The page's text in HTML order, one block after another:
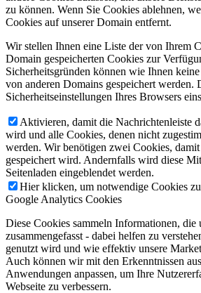
zu können. Wenn Sie Cookies ablehnen,
Cookies auf unserer Domain entfernt.
Wir stellen Ihnen eine Liste der von Ihrem
Domain gespeicherten Cookies zur
Sicherheitsgründen können wie Ihnen
von anderen Domains gespeichert werden.
Sicherheitseinstellungen Ihres Browsers
Aktivieren, damit die Nachrichtenleiste
wird und alle Cookies, denen nicht
werden. Wir benötigen zwei Cookies,
gespeichert wird. Andernfalls wird diese
Seitenladen eingeblendet werden.
Hier klicken, um notwendige Cookies
Google Analytics Cookies
Diese Cookies sammeln Informationen, die
zusammengefasst - dabei helfen zu
genutzt wird und wie effektiv unsere
Auch können wir mit den Erkenntnissen
Anwendungen anpassen, um Ihre
Webseite zu verbessern.